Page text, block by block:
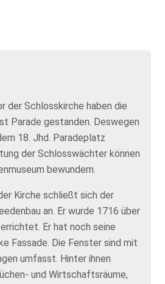
der Schlosskirche haben die
Parade gestanden. Deswegen
18. Jhd. Paradeplatz
der Schlosswächter können
bewundern.
Kirche schließt sich der
an. Er wurde 1716 über
Er hat noch seine
Fassade. Die Fenster sind mit
umfasst. Hinter ihnen
und Wirtschaftsräume,